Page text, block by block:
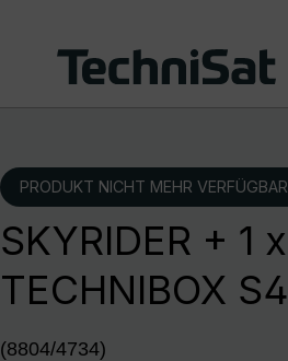
PRODUKT NICHT MEHR VERFÜGBAR
SKYRIDER + 1 x
TECHNIBOX S4
(8804/4734)